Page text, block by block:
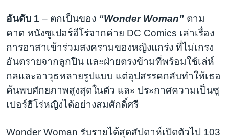
อันดับ 1 – ตกเป็นของ “Wonder Woman” ตาม
คาด หนังซูเปอร์ฮีโร่จากค่าย DC Comics เล่าเรื่อง
การอาสาเข้าร่วมสงครามของหญิงแกร่ง ที่ไม่เกรง
อันตรายจากลูกปืน และฝ่ายตรงข้ามที่พร้อมใช้เล่ห์
กลและอาวุธหลายรูปแบบ แต่อุปสรรคกลับทำให้เธอ
ค้นพบศักยภาพสูงสุดในตัว และ ประกาศความเป็นซู
เปอร์ฮีโร่หญิงได้อย่างสมศักดิ์ศรี
Wonder Woman รับรายได้สุดสัปดาห์เปิดตัวไป 103